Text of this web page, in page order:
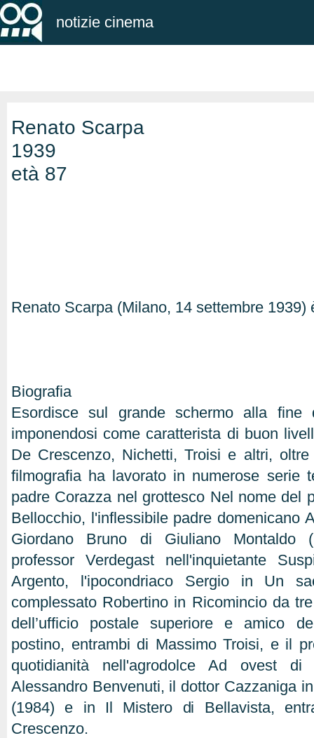
notizie cinema
Renato Scarpa
1939
età 87
Renato Scarpa (Milano, 14 settembre 1939)
Biografia
Esordisce sul grande schermo alla fine
imponendosi come caratterista di buon
De Crescenzo, Nichetti, Troisi e altri,
filmografia ha lavorato in numerose serie
padre Corazza nel grottesco Nel nome del
Bellocchio, l'inflessibile padre domenicano
Giordano Bruno di Giuliano Montaldo
professor Verdegast nell'inquietante
Argento, l'ipocondriaco Sergio in Un
complessato Robertino in Ricomincio da
dell’ufficio postale superiore e amico
postino, entrambi di Massimo Troisi, e il
quotidianità nell'agrodolce Ad ovest
Alessandro Benvenuti, il dottor Cazzaniga
(1984) e in Il Mistero di Bellavista,
Crescenzo.